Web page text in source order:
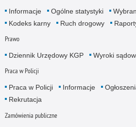
Informacje Ogólne statystyki
Kodeks karny
Ruch drogowy
Prawo
Dziennik Urzędowy KGP Wyroki
Praca w Policji
Praca w Policji Informacje
Rekrutacja
Zamówienia publiczne